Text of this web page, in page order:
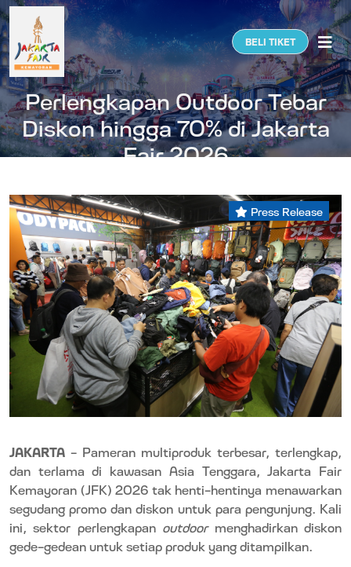
BELI TIKET
Perlengkapan Outdoor Tebar
Diskon hingga 70% di Jakarta
Fair 2026
Press Release
JAKARTA – Pameran multiproduk terbesar, terlengkap,
dan terlama di kawasan Asia Tenggara, Jakarta Fair
Kemayoran (JFK) 2026 tak henti-hentinya menawarkan
segudang promo dan diskon untuk para pengunjung. Kali
ini, sektor perlengkapan outdoormenghadirkan diskon
gede-gedean untuk setiap produk yang ditampilkan.